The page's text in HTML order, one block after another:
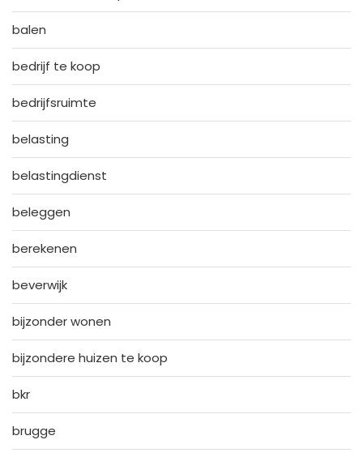
balen
bedrijf te koop
bedrijfsruimte
belasting
belastingdienst
beleggen
berekenen
beverwijk
bijzonder wonen
bijzondere huizen te koop
bkr
brugge